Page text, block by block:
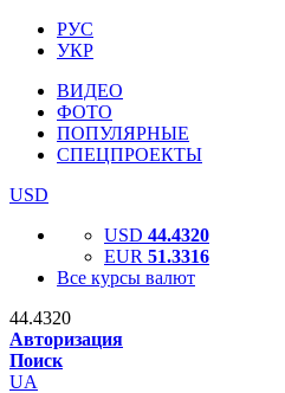
РУС
УКР
ВИДЕО
ФОТО
ПОПУЛЯРНЫЕ
СПЕЦПРОЕКТЫ
USD
USD 44.4320
EUR 51.3316
Все курсы валют
44.4320
Авторизация
Поиск
UA